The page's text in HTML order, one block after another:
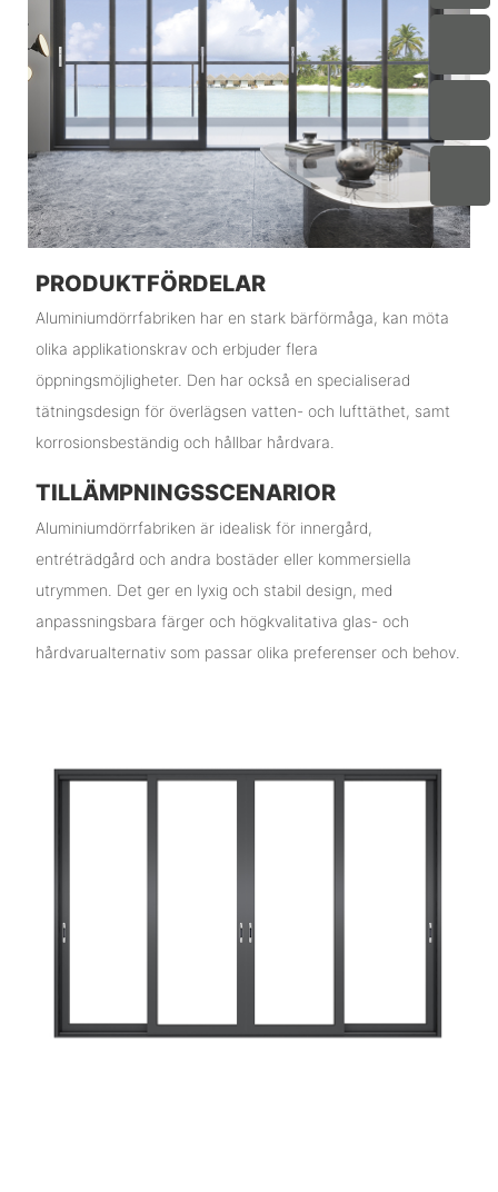
PRODUKTFÖRDELAR
Aluminiumdörrfabriken har en stark bärförmåga, kan möta
olika applikationskrav och erbjuder flera
öppningsmöjligheter. Den har också en specialiserad
tätningsdesign för överlägsen vatten- och lufttäthet, samt
korrosionsbeständig och hållbar hårdvara.
TILLÄMPNINGSSCENARIOR
Aluminiumdörrfabriken är idealisk för innergård,
entréträdgård och andra bostäder eller kommersiella
utrymmen. Det ger en lyxig och stabil design, med
anpassningsbara färger och högkvalitativa glas- och
hårdvarualternativ som passar olika preferenser och behov.